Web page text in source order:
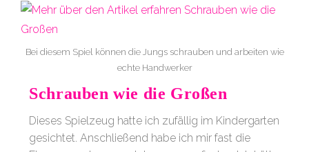
Welches
Alter?
Bei diesem Spiel können die Jungs schrauben und arbeiten wie
echte Handwerker
Schrauben wie die Großen
Dieses Spielzeug hatte ich zufällig im Kindergarten
gesichtet. Anschließend habe ich mir fast die